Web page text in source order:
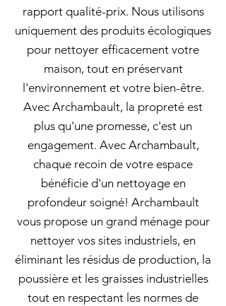
rapport qualité-prix. Nous utilisons
uniquement des produits écologiques
pour nettoyer efficacement votre
maison, tout en préservant
l'environnement et votre bien-être.
Avec Archambault, la propreté est
plus qu'une promesse, c'est un
engagement. Avec Archambault,
chaque recoin de votre espace
bénéficie d'un nettoyage en
profondeur soigné! Archambault
vous propose un grand ménage pour
nettoyer vos sites industriels, en
éliminant les résidus de production, la
poussière et les graisses industrielles
tout en respectant les normes de